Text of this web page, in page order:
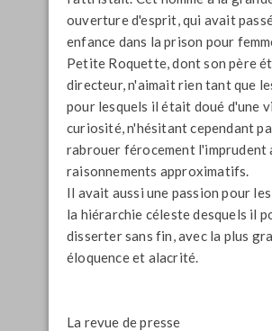
ouverture d'esprit, qui avait
enfance dans la prison pour
Petite Roquette, dont son père
directeur, n'aimait rien tant que
pour lesquels il était doué d'une
curiosité, n'hésitant cependant
rabrouer férocement l'imprudent
raisonnements approximatifs.
Il avait aussi une passion pour
la hiérarchie céleste desquels il
disserter sans fin, avec la plus
éloquence et alacrité.
La revue de presse